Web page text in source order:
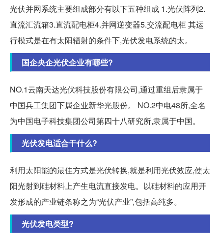
光伏并网系统主要组成部分有以下五种组成 1.光伏阵列2.
直流汇流箱3.直流配电柜4.并网逆变器5.交流配电柜 其运
行模式是在有太阳辐射的条件下,光伏发电系统的太。
国企央企光伏企业有哪些?
NO.1云南天达光伏科技股份有限公司,通过重组后隶属于
中国兵工集团下属企业新华光股份。 NO.2中电48所,全名
为中国电子科技集团公司第四十八研究所,隶属于中国。
光伏发电适合干什么?
利用太阳能的最佳方式是光伏转换,就是利用光伏效应,使太
阳光射到硅材料上产生电流直接发电。以硅材料的应用开
发形成的产业链条称之为“光伏产业”,包括高纯多。
光伏发电类型?